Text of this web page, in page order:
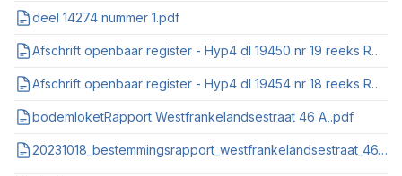
deel 14274 nummer 1.pdf
Afschrift openbaar register - Hyp4 dl 19450 nr 19 reeks ROTTERDAM.pdf
Afschrift openbaar register - Hyp4 dl 19454 nr 18 reeks ROTTERDAM.pdf
bodemloketRapport Westfrankelandsestraat 46 A,.pdf
20231018_bestemmingsrapport_westfrankelandsestraat_46_a_3117as_schiedam_nl_imro_0606_bp0002_0002.pdf